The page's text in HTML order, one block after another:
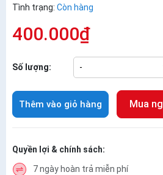
Tình trạng: Còn hàng
400.000₫
Số lượng: -
Thêm vào giỏ hàng Mua
Quyền lợi & chính sách:
7 ngày hoàn trả miễn phí